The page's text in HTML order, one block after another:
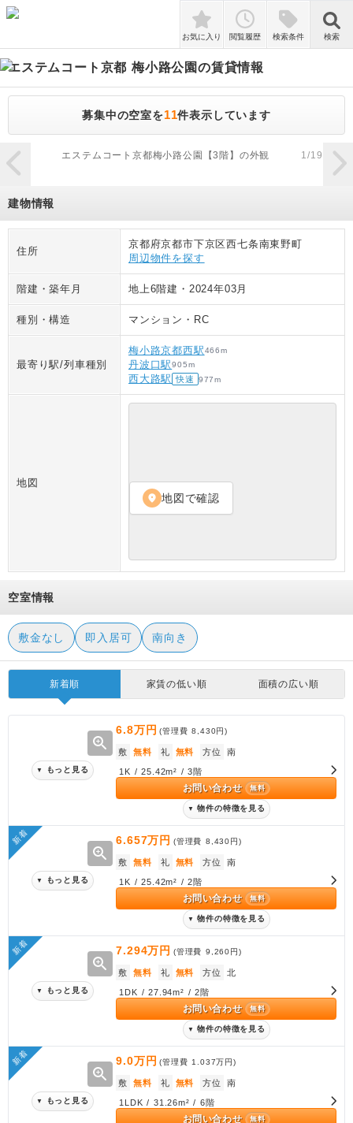
検索
お気に入り 閲覧履歴 検索条件 検索
エステムコート京都 梅小路公園の賃貸情報
募集中の空室を11件表示しています
zoom_in
エステムコート京都梅小路公園【3階】の外観 1/19
建物情報
住所
京都府京都市下京区西七条南東野町
周辺物件を探す
階建・築年月 地上6階建 ・ 2024年03月
種別・構造 マンション ・ RC
最寄り駅/列車種別
梅小路京都西駅466m
丹波口駅905m
西大路駅 快速 977m
地図
location_on 地図で確認
空室情報
敷金なし 即入居可 南向き
新着順 家賃の低い順 面積の広い順
zoom_in
▼ もっと見る
6.8万円 (管理費8,430円)
敷 無料 礼 無料 方位 南
1K / 25.42m² / 3階
お問い合わせ 無料
▼ 物件の特徴を見る
新着
zoom_in
▼ もっと見る
6.657万円 (管理費 8,430円)
敷 無料 礼 無料 方位 南
1K / 25.42m² / 2階
お問い合わせ 無料
▼ 物件の特徴を見る
新着
zoom_in
▼ もっと見る
7.294万円 (管理費 9,260円)
敷 無料 礼 無料 方位 北
1DK / 27.94m² / 2階
お問い合わせ 無料
▼ 物件の特徴を見る
新着
zoom_in
▼ もっと見る
9.0万円 (管理費 1.037万円)
敷 無料 礼 無料 方位 南
1LDK / 31.26m² / 6階
お問い合わせ 無料